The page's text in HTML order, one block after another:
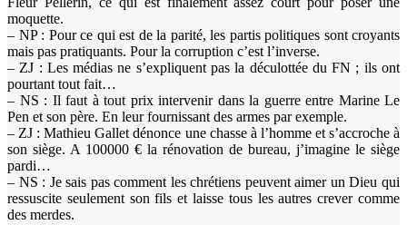
moquette.
– NP : Pour ce qui est de la parité, les partis politiques sont croyants
mais pas pratiquants. Pour la corruption c’est l’inverse.
– ZJ : Les médias ne s’expliquent pas la déculottée du FN ; ils ont
pourtant tout fait…
– NS : Il faut à tout prix intervenir dans la guerre entre Marine Le
Pen et son père. En leur fournissant des armes par exemple.
– ZJ : Mathieu Gallet dénonce une chasse à l’homme et s’accroche à
son siège. A 100000 € la rénovation de bureau, j’imagine le siège
pardi…
– NS : Je sais pas comment les chrétiens peuvent aimer un Dieu qui
ressuscite seulement son fils et laisse tous les autres crever comme
des merdes.